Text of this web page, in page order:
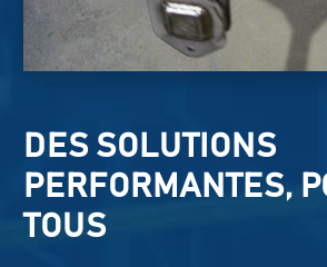
DES SOLUTIONS
PERFORMANTES,
TOUS